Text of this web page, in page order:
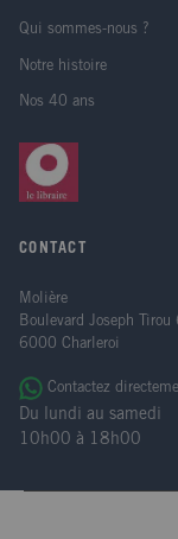
Qui sommes-nous ?
Notre histoire
Nos 40 ans
CONTACT
Molière
Boulevard Joseph Tirou
6000 Charleroi
Contactez
Du lundi au samedi
10h00 à 18h00